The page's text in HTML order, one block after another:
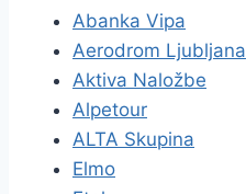
Abanka Vipa
Aerodrom Ljubljana
Aktiva Naložbe
Alpetour
ALTA Skupina
Elmo